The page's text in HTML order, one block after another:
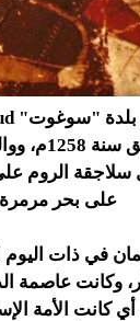
سنة 656هـ
سلاجقة الروم
على بحر
في ذات
وكانت عاصمة
أي كانت الأمة